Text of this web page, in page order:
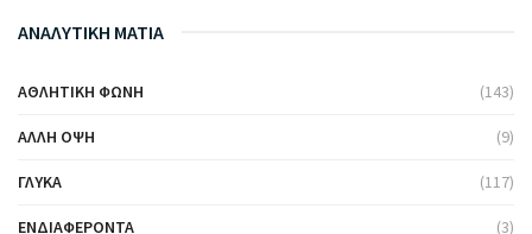
ΑΝΑΛΥΤΙΚΗ ΜΑΤΙΑ
ΑΘΛΗΤΙΚΉ ΦΩΝΉ (143)
ΆΛΛΗ ΌΨΗ (9)
ΓΛΥΚΆ (117)
ΕΝΔΙΑΦΈΡΟΝΤΑ (3)